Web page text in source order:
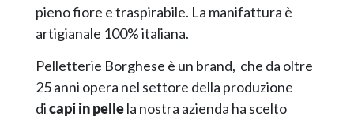
pieno fiore e traspirabile. La manifattura è
artigianale 100% italiana.
Pelletterie Borghese è un brand, che da oltre
25 anni opera nel settore della produzione
dicapi in pellela nostra azienda ha scelto